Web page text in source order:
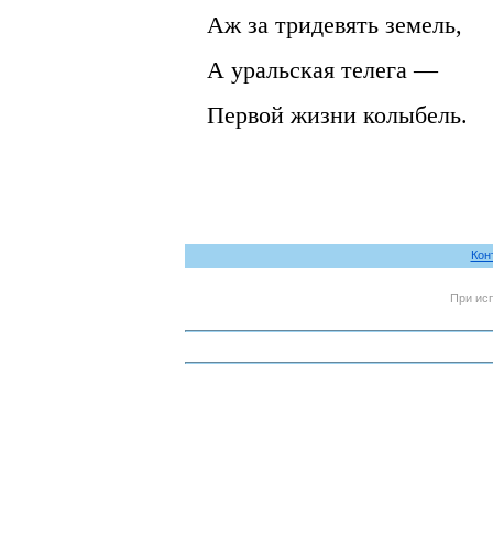
Аж за тридевять земель,
А уральская телега —
Первой жизни колыбель.
При